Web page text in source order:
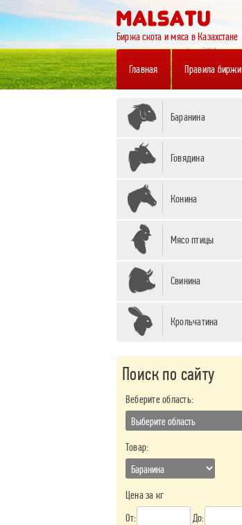
Биржа скота и мяса в Казахстане
Главная Правила биржи
Баранина
Говядина
Конина
Мясо птицы
Свинина
Крольчатина
Поиск по сайту
Веберите область:
Товар:
Цена за кг
От:
До: